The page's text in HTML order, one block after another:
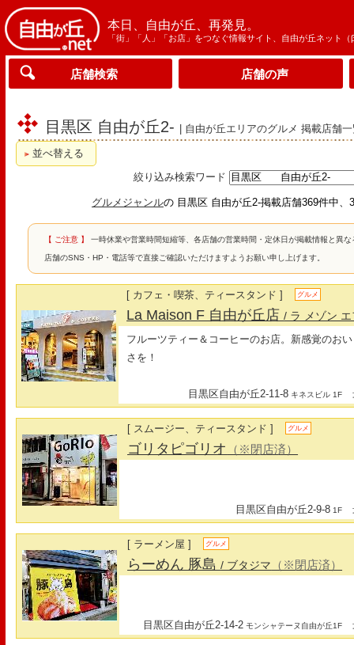
本日、自由が丘、再発見。
「街」「人」「お店」をつなぐ情報サイト、自由が丘ネット（
店舗検索 店舗の声
目黒区 自由が丘2- | 自由が丘エリアのグルメ 掲載店舗
並べ替える
絞り込み検索ワード
グルメジャンルの 目黒区 自由が丘2-掲載店舗369件中、
【 ご注意 】 一時休業や営業時間短縮等、各店舗の営業時間・定休日が掲載情報と異
店舗のSNS・HP・電話等で直接ご確認いただけますようお願い申し上げます。
[ カフェ・喫茶、ティースタンド ] グルメ
La Maison F 自由が丘店/ ラ メゾン エ
フルーツティー＆コーヒーのお店。新感覚のお
さを！
目黒区自由が丘2-11-8 キネスビル 1F
[ スムージー、ティースタンド ] グルメ
ゴリタピゴリオ （※閉店済）
目黒区自由が丘2-9-8 1F
[ ラーメン屋 ] グルメ
らーめん 豚島/ ブタジマ （※閉店済）
目黒区自由が丘2-14-2 モンシャテーヌ自由が丘1F